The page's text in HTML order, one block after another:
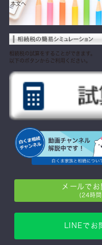
本文へ
相続税の試算をすることができます。
以下のボタンからご利用ください。
メールで
(24時間
LINEでお